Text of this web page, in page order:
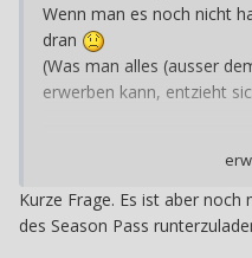
Wenn man es noch nicht
dran
(Was man alles (ausser
erwerben kann, entzieht
irgendwann ende des
wodurch dann online
werden können, bzw man
Kurze Frage. Es ist aber
des Season Pass